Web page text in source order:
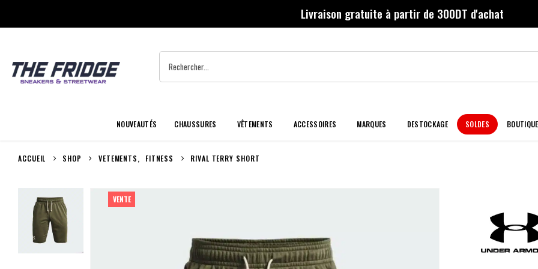
Livraison gratuite à partir de 300DT d'achat
NOUVEAUTÉS CHAUSSURES VÊTEMENTS ACCESSOIRES MARQUES DESTOCKAGE SOLDES
ACCUEIL SHOP VETEMENTS, FITNESS RIVAL TERRY SHORT
VENTE